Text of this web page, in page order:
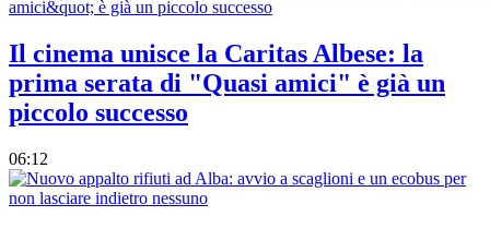
Il cinema unisce la Caritas Albese: la
prima serata di "Quasi amici" è già un
piccolo successo
06:12